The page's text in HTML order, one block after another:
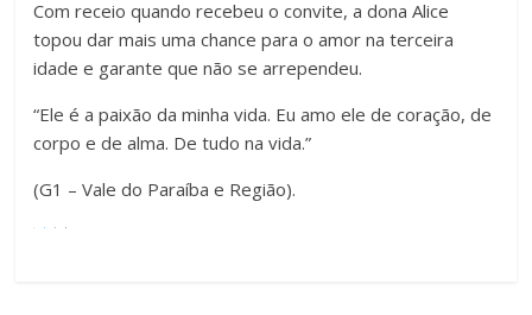
Com receio quando recebeu o convite, a dona Alice
topou dar mais uma chance para o amor na terceira
idade e garante que não se arrependeu.
“Ele é a paixão da minha vida. Eu amo ele de coração, de
corpo e de alma. De tudo na vida.”
(G1 – Vale do Paraíba e Região).